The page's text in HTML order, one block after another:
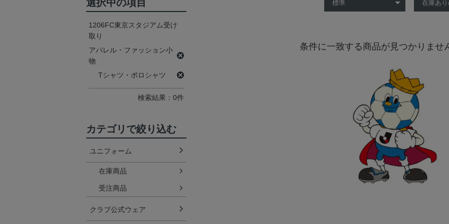
条件に一致する商品が見つかりませ
選択中の項目
1206FC東京スタジアム受け
取り
アパレル・ファッション小
物
Tシャツ・ポロシャツ
検索結果：0件
カテゴリで絞り込む
ユニフォーム
在庫商品
受注商品
クラブ公式ウェア